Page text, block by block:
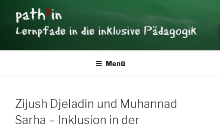
Inhalt
springen
PATH2IN
Menü
Zijush Djeladin und Muhannad
Sarha – Inklusion in der